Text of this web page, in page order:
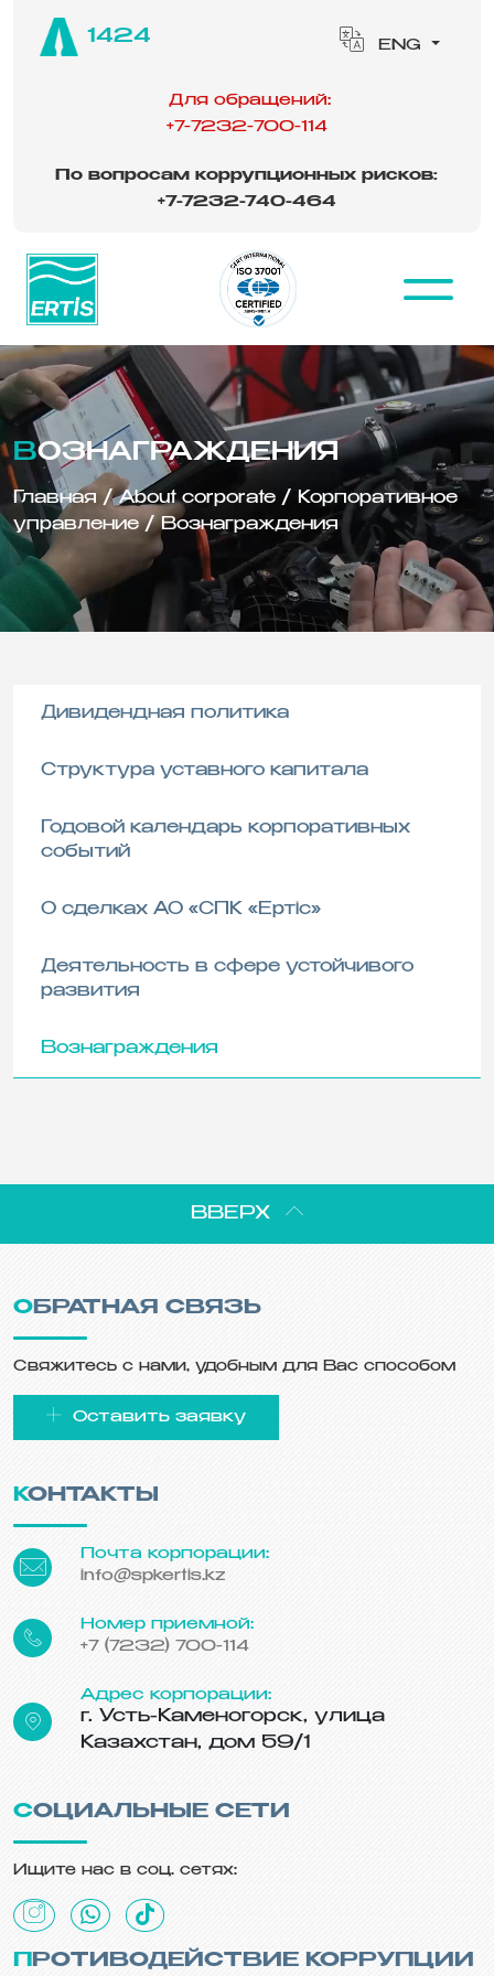
1424 ENG
Для обращений:
+7-7232-700-114
По вопросам коррупционных рисков:
+7-7232-740-464
ВОЗНАГРАЖДЕНИЯ
Главная /About corporate / Корпоративное
управление/Вознаграждения
Дивидендная политика
Структура уставного капитала
Годовой календарь корпоративных
событий
О сделках АО «СПК «Ертіс»
Деятельность в сфере устойчивого
развития
Вознаграждения
ВВЕРХ
ОБРАТНАЯ СВЯЗЬ
Свяжитесь с нами, удобным для Вас способом
Оставить заявку
КОНТАКТЫ
Почта корпорации:
info@spkertis.kz
Номер приемной:
+7 (7232) 700-114
Адрес корпорации:
г. Усть-Каменогорск, улица
Казахстан, дом 59/1
СОЦИАЛЬНЫЕ СЕТИ
Ищите нас в соц. сетях:
ПРОТИВОДЕЙСТВИЕ КОРРУПЦИИ